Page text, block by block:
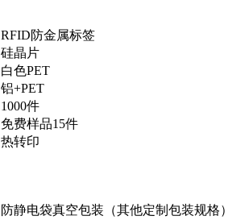
RFID防金属标签
硅晶片
白色PET
铝+PET
1000件
免费样品15件
热转印
防静电袋真空包装（其他定制包装规格）